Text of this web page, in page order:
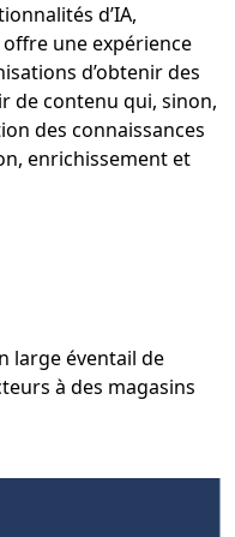
d’IA,
offre une expérience
d’obtenir des
de contenu qui, sinon,
des connaissances
enrichissement et
large éventail de
à des magasins